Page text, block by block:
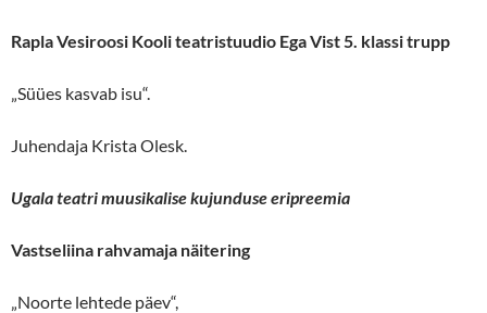
Rapla Vesiroosi Kooli teatristuudio Ega Vist 5. klassi trupp
„Süües kasvab isu“.
Juhendaja Krista Olesk.
Ugala teatri muusikalise kujunduse eripreemia
Vastseliina rahvamaja näitering
„Noorte lehtede päev“,